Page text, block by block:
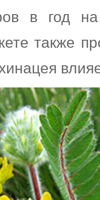
в год на
также